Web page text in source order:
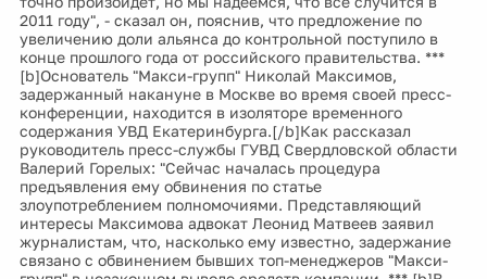
2011 году", - сказал он, пояснив, что предложение по
увеличению доли альянса до контрольной поступило в
конце прошлого года от российского правительства. ***
[b]Основатель "Макси-групп" Николай Максимов,
задержанный накануне в Москве во время своей пресс-
конференции, находится в изоляторе временного
содержания УВД Екатеринбурга.[/b]Как рассказал
руководитель пресс-службы ГУВД Свердловской области
Валерий Горелых: "Сейчас началась процедура
предъявления ему обвинения по статье
злоупотреблением полномочиями. Представляющий
интересы Максимова адвокат Леонид Матвеев заявил
журналистам, что, насколько ему известно, задержание
связано с обвинением бывших топ-менеджеров "Макси-